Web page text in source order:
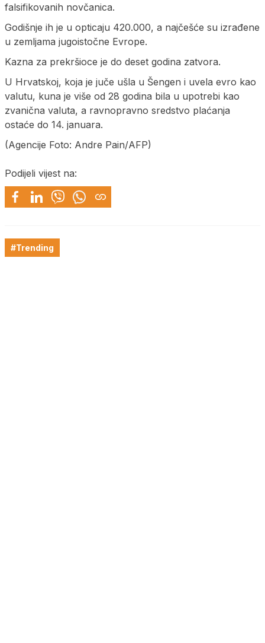
falsifikovanih novčanica.
Godišnje ih je u opticaju 420.000, a najčešće su izrađene
u zemljama jugoistočne Evrope.
Kazna za prekršioce je do deset godina zatvora.
U Hrvatskoj, koja je juče ušla u Šengen i uvela evro kao
valutu, kuna je više od 28 godina bila u upotrebi kao
zvanična valuta, a ravnopravno sredstvo plaćanja
ostaće do 14. januara.
(Agencije Foto: Andre Pain/AFP)
Podijeli vijest na:
#Trending